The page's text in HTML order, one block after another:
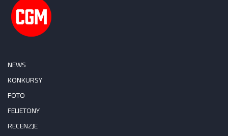
NEWS
KONKURSY
FOTO
FELIETONY
RECENZJE